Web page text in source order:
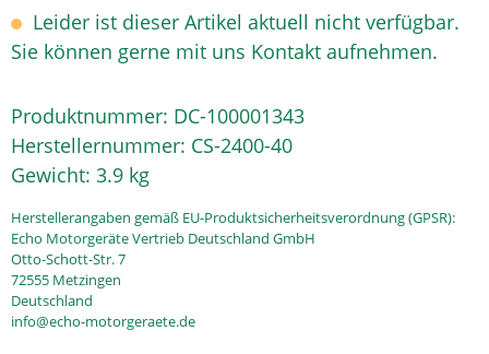
Leider ist dieser Artikel aktuell nicht verfügbar.
Sie können gerne mit uns Kontakt aufnehmen.
Produktnummer: DC-100001343
Herstellernummer: CS-2400-40
Gewicht: 3.9 kg
Herstellerangaben gemäß EU-Produktsicherheitsverordnung (GPSR):
Echo Motorgeräte Vertrieb Deutschland GmbH
Otto-Schott-Str. 7
72555 Metzingen
Deutschland
info@echo-motorgeraete.de